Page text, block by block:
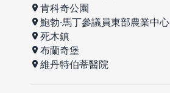
肯科奇公園
鮑勃·馬丁參議員東部農業中心
死木鎮
布蘭奇堡
維丹特伯蒂醫院